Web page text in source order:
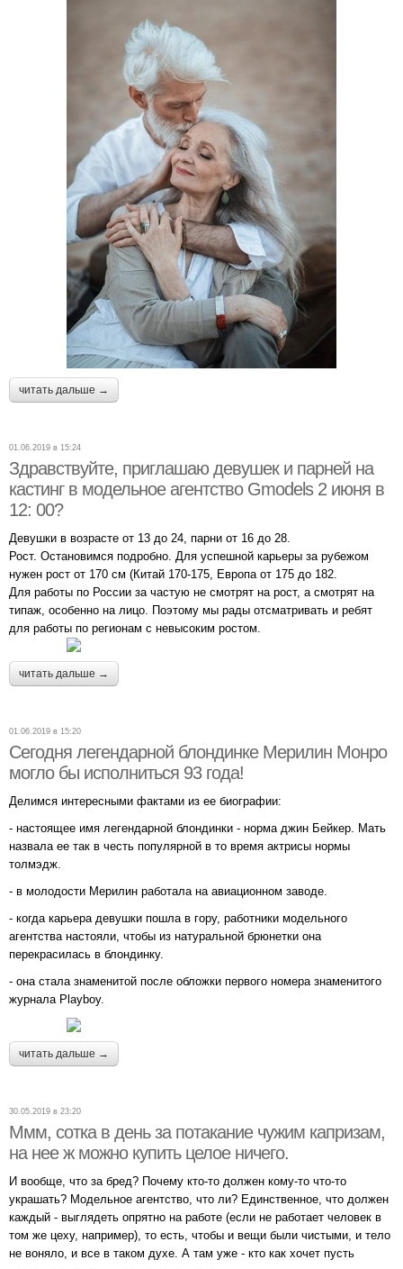
читать дальше →
01.06.2019 в 15:24
Здравствуйте, приглашаю девушек и парней на
кастинг в модельное агентство Gmodels 2 июня в
12: 00?
Девушки в возрасте от 13 до 24, парни от 16 до 28.
Рост. Остановимся подробно. Для успешной карьеры за рубежом
нужен рост от 170 см (Китай 170-175, Европа от 175 до 182.
Для работы по России за частую не смотрят на рост, а смотрят на
типаж, особенно на лицо. Поэтому мы рады отсматривать и ребят
для работы по регионам с невысоким ростом.
читать дальше →
01.06.2019 в 15:20
Сегодня легендарной блондинке Мерилин Монро
могло бы исполниться 93 года!
Делимся интересными фактами из ее биографии:
- настоящее имя легендарной блондинки - норма джин Бейкер. Мать
назвала ее так в честь популярной в то время актрисы нормы
толмэдж.
- в молодости Мерилин работала на авиационном заводе.
- когда карьера девушки пошла в гору, работники модельного
агентства настояли, чтобы из натуральной брюнетки она
перекрасилась в блондинку.
- она стала знаменитой после обложки первого номера знаменитого
журнала Playboy.
читать дальше →
30.05.2019 в 23:20
Ммм, сотка в день за потакание чужим капризам,
на нее ж можно купить целое ничего.
И вообще, что за бред? Почему кто-то должен кому-то что-то
украшать? Модельное агентство, что ли? Единственное, что должен
каждый - выглядеть опрятно на работе (если не работает человек в
том же цеху, например), то есть, чтобы и вещи были чистыми, и тело
не воняло, и все в таком духе. А там уже - кто как хочет пусть